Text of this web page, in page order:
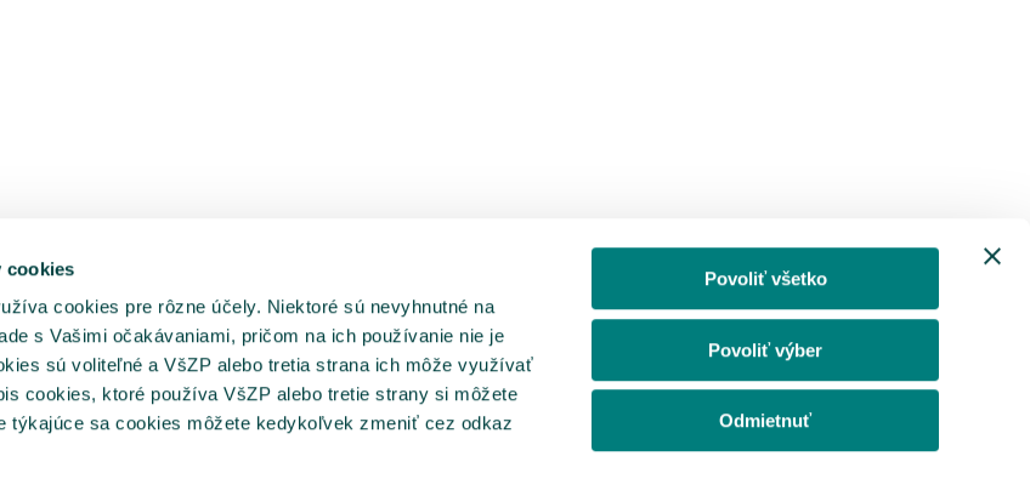
cookies
cookies pre rôzne účely. Niektoré sú nevyhnutné na
s Vašimi očakávaniami, pričom na ich používanie nie je
sú voliteľné a VšZP alebo tretia strana ich môže využívať
cookies, ktoré používa VšZP alebo tretie strany si môžete
týkajúce sa cookies môžete kedykoľvek zmeniť cez odkaz
Povoliť všetko
Povoliť výber
Odmietnuť